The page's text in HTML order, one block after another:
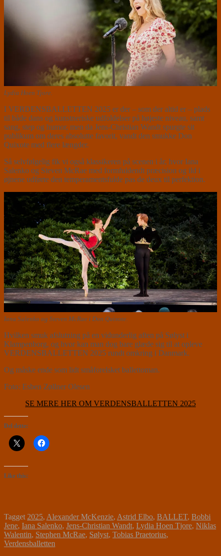
Lydia Hoen Tjore.
I VERDENSBALLETTEN 2025 er der – som der altid er – plads
til både dans og kunstneriske udfoldelser på højeste niveau, samt
sang, step og humor, men da Jens-Christian Wandt spurgte sit
publikum om deres absolutte favorit, vandt den smukke Don
Quixote med flere længder.
Så selvfølgelig fik vi også klassikeren på scenen i år, hvor Iana
Salenko og Steven McRae med formfuldendt præcision og ild i
øjnene udførte den temperamentsfulde pas de deux til perfektion.
Iana Salenko og Steven McRae i Don Quixote.
Hvilken smuk afslutning på en vidunderlig aften på Sølyst i
Klampenborg, og hvor kan man dog bare glæde sig til at opleve
VERDENSBALLETTEN 2025 rundt omkring i Danmark.
Og måske ende som lidt småforelsket ballettoman.
Foto: Esben Zøllner Olesen
SE MERE HER OM VERDENSBALLETTEN 2025
Del dette:
Like this:
Tagget 2025, Alexander McKenzie, Astrid Elbo, BALLET, Bobbi
Jene, Iana Salenko, Jens-Christian Wandt, Lydia Hoen Tjore, Niklas
Walentin, Stephen McRae, Sølyst, Tobias Praetorius,
Verdensballetten